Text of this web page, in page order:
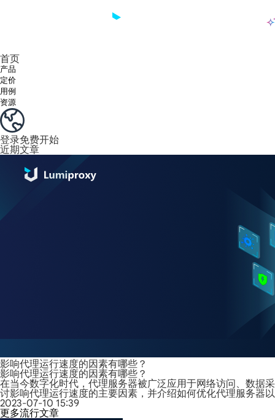
首页
产品
定价
用例
资源
登录免费开始
近期文章
影响代理运行速度的因素有哪些？
影响代理运行速度的因素有哪些？
在当今数字化时代，代理服务器被广泛应用于网络访问、数据
讨影响代理运行速度的主要因素，并介绍如何优化代理服务器
2023-07-10 15:39
更多流行文章